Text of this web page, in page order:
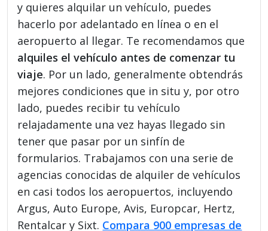
y quieres alquilar un vehículo, puedes
hacerlo por adelantado en línea o en el
aeropuerto al llegar. Te recomendamos que
alquiles el vehículo antes de comenzar tu
viaje. Por un lado, generalmente obtendrás
mejores condiciones que in situ y, por otro
lado, puedes recibir tu vehículo
relajadamente una vez hayas llegado sin
tener que pasar por un sinfín de
formularios. Trabajamos con una serie de
agencias conocidas de alquiler de vehículos
en casi todos los aeropuertos, incluyendo
Argus, Auto Europe, Avis, Europcar, Hertz,
Rentalcar y Sixt. Compara 900 empresas de